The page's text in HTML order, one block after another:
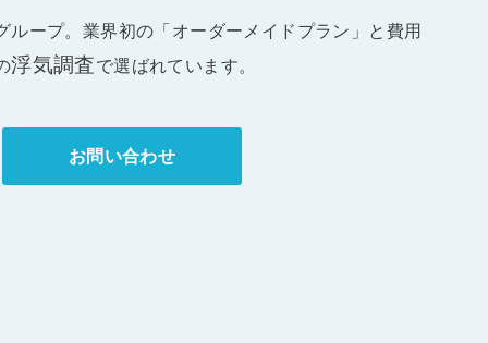
ループ。業界初の「オーダーメイドプラン」と費用
浮気調査で選ばれています。
お問い合わせ